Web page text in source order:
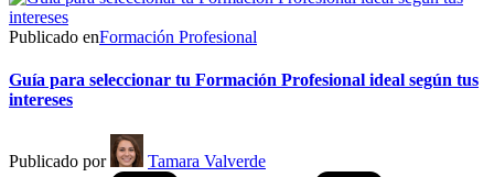
Publicado enFormación Profesional
Guía para seleccionar tu Formación Profesional ideal según tus
intereses
Publicado por Tamara Valverde